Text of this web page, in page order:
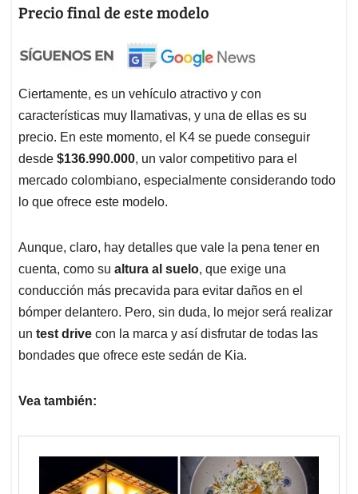
Precio final de este modelo
Ciertamente, es un vehículo atractivo y con
características muy llamativas, y una de ellas es su
precio. En este momento, el K4 se puede conseguir
desde $136.990.000, un valor competitivo para el
mercado colombiano, especialmente considerando todo
lo que ofrece este modelo.
Aunque, claro, hay detalles que vale la pena tener en
cuenta, como su altura al suelo, que exige una
conducción más precavida para evitar daños en el
bómper delantero. Pero, sin duda, lo mejor será realizar
un test drive con la marca y así disfrutar de todas las
bondades que ofrece este sedán de Kia.
Vea también: